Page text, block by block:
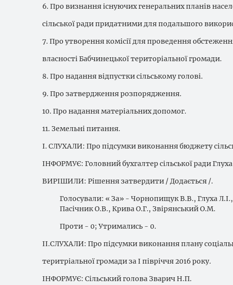
6. Про визнання існуючих генеральних планів
сільської ради придатними для подальшого
7. Про утворення комісії для проведення
власності Бабчинецької територіальної громади.
8. Про надання відпустки сільському голові.
9. Про затвердження розпорядження.
10. Про надання матеріальних допомог.
11. Земельні питання.
І. СЛУХАЛИ: Про підсумки виконання бюджету
ІНФОРМУЄ: Головний бухгалтер сільської ради Глуха
ВИРІШИЛИ: Рішення затвердити / Додається /.
Голосували: « За» - Чорнопищук В.В., Глуха
Пасічник О.В., Крива О.Г., Звірянський О.М.
Проти - 0; Утримались - 0.
ІІ.СЛУХАЛИ: Про підсумки виконання плану
теритріальної громади за І півріччя 2016 року.
ІНФОРМУЄ: Сільський голова Зварич Н.П.